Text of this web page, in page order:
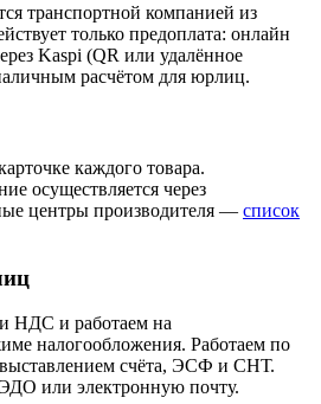
транспортной компанией из
только предоплата: онлайн
Kaspi (QR или удалённое
расчётом для юрлиц.
каждого товара.
осуществляется через
центры производителя — список
НДС и работаем на
налогообложения. Работаем по
выставлением счёта, ЭСФ и СНТ.
или электронную почту.